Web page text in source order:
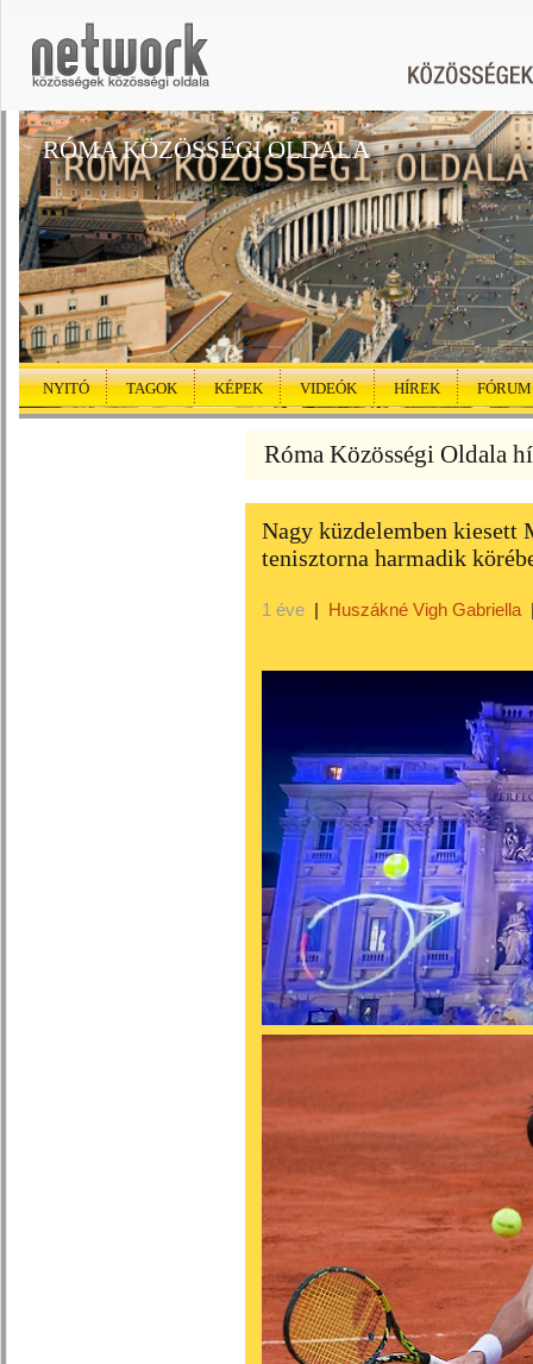
RÓMA KÖZÖSSÉGI OLDALA
NYITÓ TAGOK KÉPEK VIDEÓK HÍREK FÓRUM
Róma Közösségi Oldala
Nagy küzdelemben kiesett
tenisztorna harmadik
1 éve | Huszákné Vigh Gabriella